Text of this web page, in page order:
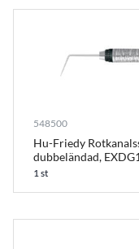
548500
Hu-Friedy
dubbeländad,
1 st